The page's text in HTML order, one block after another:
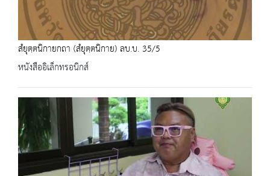
สํยุตฺตนิกายกถา (สํยุตฺตนิกาย) ลบ.บ. 35/5
หนังสืออิเล็กทรอนิกส์